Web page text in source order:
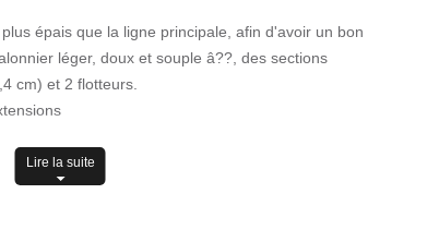
épais que la ligne principale, afin d'avoir un bon
léger, doux et souple â??, des sections
cm) et 2 flotteurs.
Lire la suite